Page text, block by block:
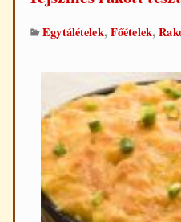
Egytálételek,Főételek,